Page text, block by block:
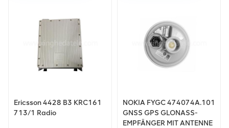
Preis angeboten.
Schnittstelle und DC -48V
Stromversorgung. Sie eignet
sich für den Einsatz im
Freien als Makro- oder
verteilte Basisstation.
innerhalb von 24 Stunden
ein Angebot in Echtzeit und
Ericsson 4428 B3 KRC161
713/1 Radio
NOKIA FYGC 474074A.101
GNSS GPS GLONASS-
EMPFÄNGER MIT ANTENNE